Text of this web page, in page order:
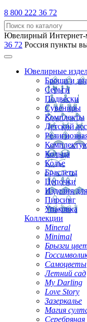
8 800 222 36 72
Ювелирный Интернет-
36 72 Россия пункты
Ювелирные
Броши и
Серьги
Подвески
Сувениры
Комплекты
Детский
Кольца
Колье
Браслеты
Цепочки
Изделия
Пирсинг
Упаковка
Коллекции
Mineral
Minimal
Брызги
Самоцветы
Летний сад
My Darling
Love Story
Зазеркалье
Магия